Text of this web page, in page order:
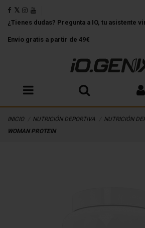
¿Tienes dudas? Pregunta a IO, tu asistente
Envío gratis a partir de 49€
INICIO NUTRICIÓN DEPORTIVA NUTRICIÓN
WOMAN PROTEIN